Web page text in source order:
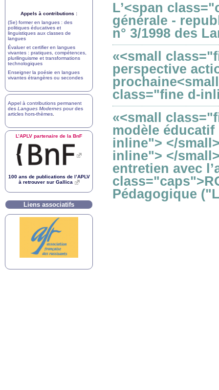
L’<span
générale -
n° 3/1998 des
«<small
perspective
class="fine d-
«<small
modèle
inline"> </
inline"> </
entretien avec
Pédagogique
Appels à contributions :
(Se) former en langues : des
politiques éducatives et
linguistiques aux classes de
langues
Évaluer et certifier en langues
vivantes : pratiques, compétences,
plurilinguisme et transformations
technologiques
Enseigner la poésie en langues
vivantes étrangères ou secondes
Appel à contributions permanent
des Langues Modernes pour des
articles hors-thèmes
L’APLV partenaire de la BnF
100 ans de publications de l’APLV
à retrouver sur Gallica
Liens associatifs